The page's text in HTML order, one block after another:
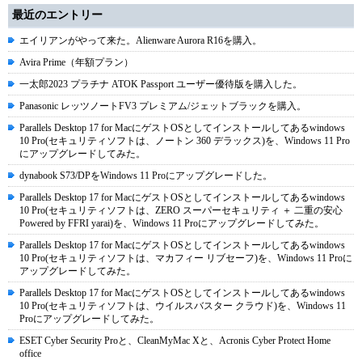
最近のエントリー
エイリアンがやって来た。Alienware Aurora R16を購入。
Avira Prime（年額プラン）
一太郎2023 プラチナ ATOK Passport ユーザー優待版を購入した。
Panasonic レッツノートFV3 プレミアム/ジェットブラックを購入。
Parallels Desktop 17 for MacにゲストOSとしてインストールしてあるwindows
10 Pro(セキュリティソフトは、ノートン 360 デラックス)を、Windows 11 Pro
にアップグレードしてみた。
dynabook S73/DPをWindows 11 Proにアップグレードした。
Parallels Desktop 17 for MacにゲストOSとしてインストールしてあるwindows
10 Pro(セキュリティソフトは、ZERO スーパーセキュリティ ＋ 二重の安心
Powered by FFRI yarai)を、Windows 11 Proにアップグレードしてみた。
Parallels Desktop 17 for MacにゲストOSとしてインストールしてあるwindows
10 Pro(セキュリティソフトは、マカフィー リブセーフ)を、Windows 11 Proに
アップグレードしてみた。
Parallels Desktop 17 for MacにゲストOSとしてインストールしてあるwindows
10 Pro(セキュリティソフトは、ウイルスバスター クラウド)を、Windows 11
Proにアップグレードしてみた。
ESET Cyber Security Proと、CleanMyMac Xと、Acronis Cyber Protect Home
office